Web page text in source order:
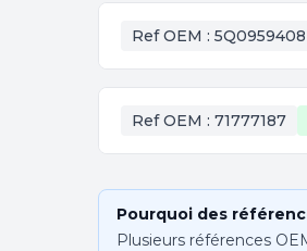
Ref OEM : 5Q0959408
Ref OEM : 71777187
Pourquoi des
Plusieurs références